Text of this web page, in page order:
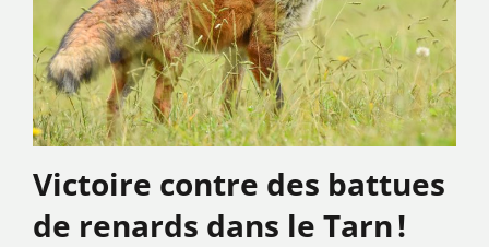
Victoire contre des battues
de renards dans le Tarn !